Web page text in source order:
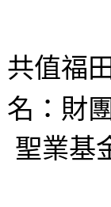
共值福田
名：財
聖業基